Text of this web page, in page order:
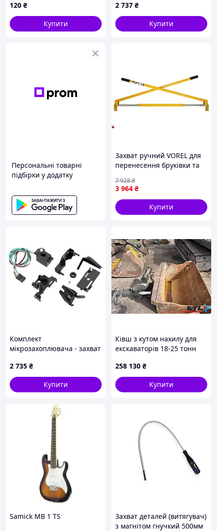
120 ₴
Купити
Pololu 3551
2 737 ₴
Купити
Персональні товарні
підбірки у додатку
Захват ручний VOREL для
перенесення бруківки та
захвату 80-110 см
3 964 ₴
7 928₴
Купити
Комплект
мікрозахоплювача - захват
Pololu 3551
2 735 ₴
Купити
Ківш з кутом нахилу для
екскаваторів 18-25 тонн
258 130 ₴
Купити
Samick MB 1 TS
Захват деталей (витягувач)
з магнітом гнучкий 500мм